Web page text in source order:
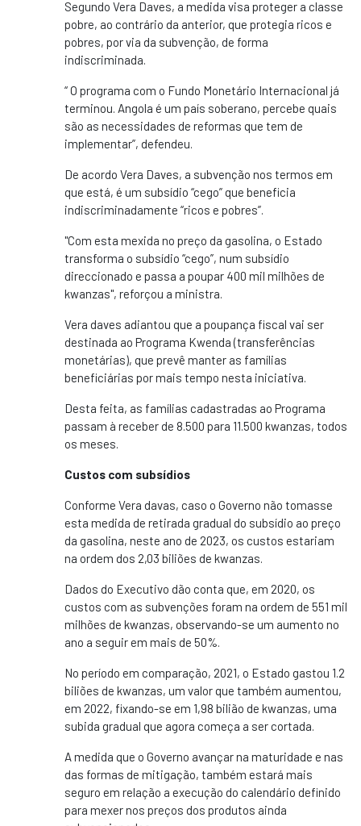
Segundo Vera Daves, a medida visa proteger a classe
pobre, ao contrário da anterior, que protegia ricos e
pobres, por via da subvenção, de forma
indiscriminada.
“ O programa com o Fundo Monetário Internacional já
terminou. Angola é um país soberano, percebe quais
são as necessidades de reformas que tem de
implementar”, defendeu.
De acordo Vera Daves, a subvenção nos termos em
que está, é um subsídio “cego” que beneficia
indiscriminadamente “ricos e pobres”.
"Com esta mexida no preço da gasolina, o Estado
transforma o subsídio “cego”, num subsídio
direccionado e passa a poupar 400 mil milhões de
kwanzas", reforçou a ministra.
Vera daves adiantou que a poupança fiscal vai ser
destinada ao Programa Kwenda (transferências
monetárias), que prevê manter as famílias
beneficiárias por mais tempo nesta iniciativa.
Desta feita, as famílias cadastradas ao Programa
passam à receber de 8.500 para 11.500 kwanzas, todos
os meses.
Custos com subsídios
Conforme Vera davas, caso o Governo não tomasse
esta medida de retirada gradual do subsídio ao preço
da gasolina, neste ano de 2023, os custos estariam
na ordem dos 2,03 biliões de kwanzas.
Dados do Executivo dão conta que, em 2020, os
custos com as subvenções foram na ordem de 551 mil
milhões de kwanzas, observando-se um aumento no
ano a seguir em mais de 50%.
No período em comparação, 2021, o Estado gastou 1.2
biliões de kwanzas, um valor que também aumentou,
em 2022, fixando-se em 1,98 bilião de kwanzas, uma
subida gradual que agora começa a ser cortada.
A medida que o Governo avançar na maturidade e nas
das formas de mitigação, também estará mais
seguro em relação a execução do calendário definido
para mexer nos preços dos produtos ainda